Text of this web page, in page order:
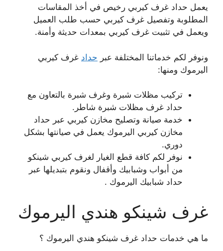
يعمل حداد غرف كيربي رخيص في أخذ المقاسات
المطلوبة وتفصيل غرف كيربي حسب طلب العميل
ويعمل في تثبيت غرف كيربي بمعدات حديثة وأمنة.
ونوفر لكم خدماتنا المختلفة عبر حداد غرف كيربي
اليرموك ومنها:
تركيب مظلات شبرة وغرف شبرة بالتعاون مع
حداد غرف مظلات شبرة شاطر.
خدمة صيانة وتصليح مخازن كيربي عبر حداد
مخازن كيربي اليرموك يعمل في صيانتها بشكل
دوري.
نوفر لكم كافة قطع الغيار لغرف كيربي شينكو
من أبواب وشبابيك وأقفال ونقوم بتبديلها عبر
حداد شبابيك اليرموك .
غرف شينكو هندي اليرموك
ما هي خدمات حداد غرف شينكو هندي اليرموك ؟